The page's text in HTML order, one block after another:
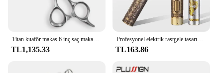
Titan kuaför makas 6 inç saç makas profesyonel berber makası kesme inceltme şekillendirici aracı kuaför kesme
TL1,135.33
Profesyonel elektrik rastgele tasarımcı erkek sakal paragraf saç kesme makinesi
TL163.86